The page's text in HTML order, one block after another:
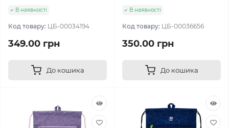
В наявності
Код товару: ЦБ-00034194
349.00 грн
До кошика
В наявності
Код товару: ЦБ-00036656
350.00 грн
До кошика